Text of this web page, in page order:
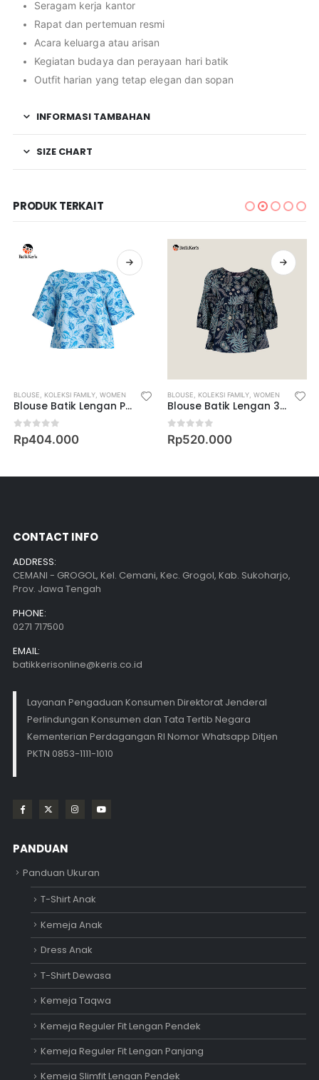
Seragam kerja kantor
Rapat dan pertemuan resmi
Acara keluarga atau arisan
Kegiatan budaya dan perayaan hari batik
Outfit harian yang tetap elegan dan sopan
INFORMASI TAMBAHAN
SIZE CHART
PRODUK TERKAIT
WOMEN,WOMEN’S MUSLIM WEAR
BLOUSE, KOLEKSI FAMILY, WOMEN
Blouse Batik Lengan Pendek Motif Keris Ron Rahayu
0out of 5
Rp404.000
BLOUSE, KOLEKSI FAMILY, WOMEN
Blouse Batik Lengan 3/4 Motif Keris Puspita Asmara
0out of 5
Rp520.000
CONTACT INFO
ADDRESS:
CEMANI - GROGOL, Kel. Cemani, Kec. Grogol, Kab. Sukoharjo,
Prov. Jawa Tengah
PHONE:
0271 717500
EMAIL:
batikkerisonline@keris.co.id
Layanan Pengaduan Konsumen Direktorat Jenderal
Perlindungan Konsumen dan Tata Tertib Negara
Kementerian Perdagangan RI Nomor Whatsapp Ditjen
PKTN 0853-1111-1010
PANDUAN
Panduan Ukuran
T-Shirt Anak
Kemeja Anak
Dress Anak
T-Shirt Dewasa
Kemeja Taqwa
Kemeja Reguler Fit Lengan Pendek
Kemeja Reguler Fit Lengan Panjang
Kemeja Slimfit Lengan Pendek